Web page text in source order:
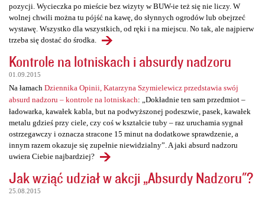
pozycji. Wycieczka po mieście bez wizyty w BUW-ie też się nie liczy. W
wolnej chwili można tu pójść na kawę, do słynnych ogrodów lub obejrzeć
wystawę. Wszystko dla wszystkich, od ręki i na miejscu. No tak, ale najpierw
trzeba się dostać do środka.
Kontrole na lotniskach i absurdy nadzoru
01.09.2015
Na łamach Dziennika Opinii, Katarzyna Szymielewicz przedstawia swój
absurd nadzoru – kontrole na lotniskach: „Dokładnie ten sam przedmiot –
ładowarka, kawałek kabla, but na podwyższonej podeszwie, pasek, kawałek
metalu gdzieś przy ciele, czy coś w kształcie tuby – raz uruchamia sygnał
ostrzegawczy i oznacza stracone 15 minut na dodatkowe sprawdzenie, a
innym razem okazuje się zupełnie niewidzialny”. A jaki absurd nadzoru
uwiera Ciebie najbardziej?
Jak wziąć udział w akcji „Absurdy Nadzoru"?
25.08.2015